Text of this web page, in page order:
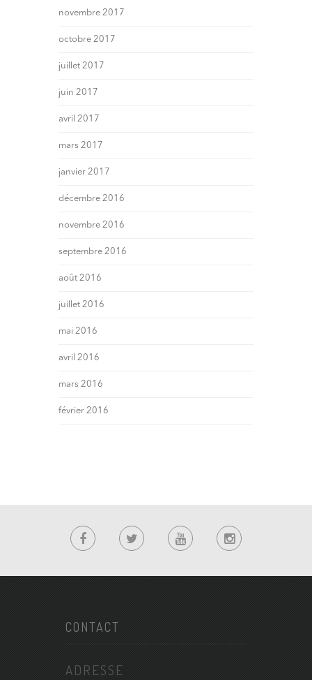
novembre 2017
octobre 2017
juillet 2017
juin 2017
avril 2017
mars 2017
janvier 2017
décembre 2016
novembre 2016
septembre 2016
août 2016
juillet 2016
mai 2016
avril 2016
mars 2016
février 2016
CONTACT
ADRESSE